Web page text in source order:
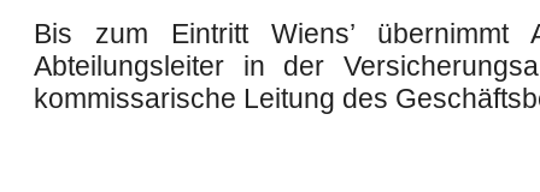
Bis zum Eintritt Wiens’ übernimmt
Abteilungsleiter in der
kommissarische Leitung des